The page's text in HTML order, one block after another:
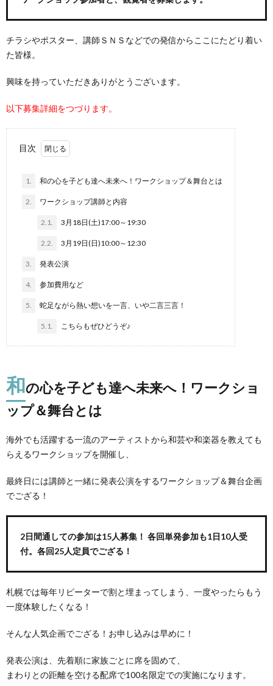
チラシやポスター、講師ＳＮＳなどでの発信からここにたどり着い
た皆様。
興味を持っていただきありがとうございます。
以下募集詳細をつづります。
目次
1. 和の心を子ども達へ未来へ！ワークショップ＆舞台とは
2. ワークショップ講師と内容
2.1. 3月18日(土)17:00～19:30
2.2. 3月19日(日)10:00～12:30
3. 発表公演
4. 参加費用など
5. 蛇足ながら熱い想いを一言、いや二言三言！
5.1. こちらもぜひどうぞ♪
和の心を子ども達へ未来へ！ワークショ
ップ＆舞台とは
海外でも活躍する一流のアーティストから和芸や和楽器を教えても
らえるワークショップを開催し、
最終日には講師と一緒に発表公演をするワークショップ＆舞台企画
でござる！
2日間通しての参加は15人募集！ 各回単発参加も1日10人受
付。各回25人定員でござる！
札幌では毎年リピーターで割と埋まってしまう、一度やったらもう
一度体験したくなる！
そんな人気企画でござる！お申し込みは早めに！
発表公演は、先着順に家族ごとに席を固めて、
まわりとの距離を空ける配席で100名限定での実施になります。